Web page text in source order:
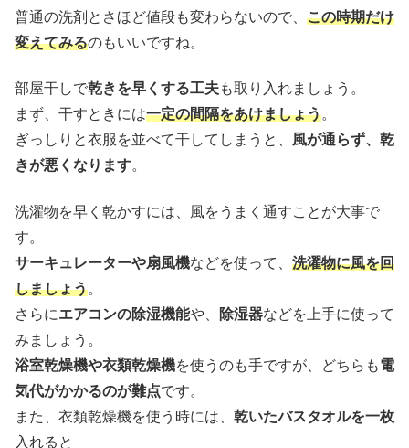
普通の洗剤とさほど値段も変わらないので、 この時期だけ
変えてみるのもいいですね。
部屋干しで乾きを早くする工夫も取り入れましょう。
まず、干すときには一定の間隔をあけましょう。
ぎっしりと衣服を並べて干してしまうと、 風が通らず、乾
きが悪くなります。
洗濯物を早く乾かすには、風をうまく通すことが大事で
す。
サーキュレーターや扇風機などを使って、 洗濯物に風を回
しましょう。
さらにエアコンの除湿機能や、 除湿器などを上手に使って
みましょう。
浴室乾燥機や衣類乾燥機を使うのも手ですが、どちらも電
気代がかかるのが難点です。
また、衣類乾燥機を使う時には、 乾いたバスタオルを一枚
入れると